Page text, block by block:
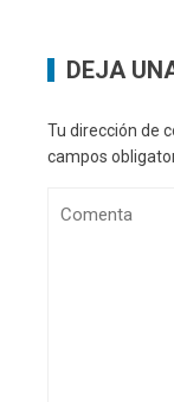
DEJA
Tu dirección de
campos